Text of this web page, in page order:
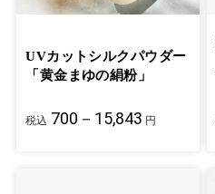
UVカットシルクパウダー
「黄金まゆの絹粉」
税込 700－15,843 円